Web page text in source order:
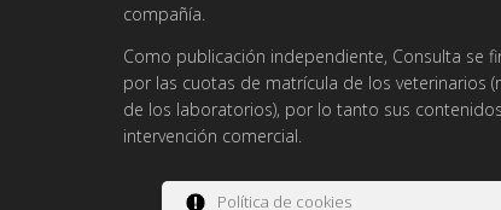
compañía.
Como publicación independiente, Consulta se
por las cuotas de matrícula de los veterinarios
de los laboratorios), por lo tanto sus
intervención comercial.
Política de cookies